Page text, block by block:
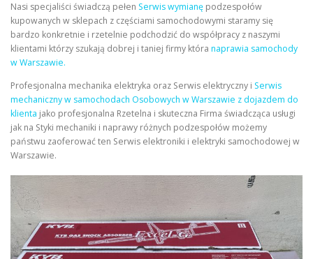
Nasi specjaliści świadczą pełen Serwis wymianę podzespołów
kupowanych w sklepach z częściami samochodowymi staramy się
bardzo konkretnie i rzetelnie podchodzić do współpracy z naszymi
klientami którzy szukają dobrej i taniej firmy która naprawia samochody
w Warszawie.
Profesjonalna mechanika elektryka oraz Serwis elektryczny i Serwis
mechaniczny w samochodach Osobowych w Warszawie z dojazdem do
klienta jako profesjonalna Rzetelna i skuteczna Firma świadcząca usługi
jak na Styki mechaniki i naprawy różnych podzespołów możemy
państwu zaoferować ten Serwis elektroniki i elektryki samochodowej w
Warszawie.